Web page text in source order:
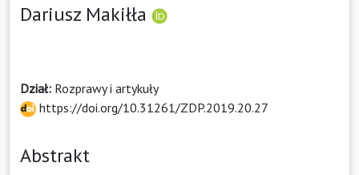
Dariusz Makiłła
Dział: Rozprawy i artykuły
https://doi.org/10.31261/ZDP.2019.20.27
Abstrakt